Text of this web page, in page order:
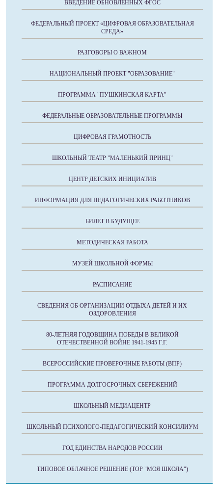
ВВЕДЕНИЕ ОБНОВЛЕННЫХ ФГОС
ФЕДЕРАЛЬНЫЙ ПРОЕКТ «ЦИФРОВАЯ ОБРАЗОВАТЕЛЬНАЯ
СРЕДА»
РАЗГОВОРЫ О ВАЖНОМ
НАЦИОНАЛЬНЫЙ ПРОЕКТ "ОБРАЗОВАНИЕ"
ПРОГРАММА "ПУШКИНСКАЯ КАРТА"
ФЕДЕРАЛЬНЫЕ ОБРАЗОВАТЕЛЬНЫЕ ПРОГРАММЫ
ЦИФРОВАЯ ГРАМОТНОСТЬ
ШКОЛЬНЫЙ ТЕАТР "МАЛЕНЬКИЙ ПРИНЦ"
ЦЕНТР ДЕТСКИХ ИНИЦИАТИВ
ИНФОРМАЦИЯ ДЛЯ ПЕДАГОГИЧЕСКИХ РАБОТНИКОВ
БИЛЕТ В БУДУЩЕЕ
МЕТОДИЧЕСКАЯ РАБОТА
МУЗЕЙ ШКОЛЬНОЙ ФОРМЫ
РАСПИСАНИЕ
СВЕДЕНИЯ ОБ ОРГАНИЗАЦИИ ОТДЫХА ДЕТЕЙ И ИХ
ОЗДОРОВЛЕНИЯ
80-ЛЕТНЯЯ ГОДОВЩИНА ПОБЕДЫ В ВЕЛИКОЙ
ОТЕЧЕСТВЕННОЙ ВОЙНЕ 1941-1945 Г.Г.
ВСЕРОССИЙСКИЕ ПРОВЕРОЧНЫЕ РАБОТЫ (ВПР)
ПРОГРАММА ДОЛГОСРОЧНЫХ СБЕРЕЖЕНИЙ
ШКОЛЬНЫЙ МЕДИАЦЕНТР
ШКОЛЬНЫЙ ПСИХОЛОГО-ПЕДАГОГИЧЕСКИЙ КОНСИЛИУМ
ГОД ЕДИНСТВА НАРОДОВ РОССИИ
ТИПОВОЕ ОБЛАЧНОЕ РЕШЕНИЕ (ТОР "МОЯ ШКОЛА")